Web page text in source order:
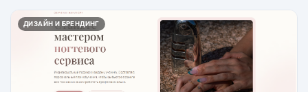
ДИЗАЙН И БРЕНДИНГ